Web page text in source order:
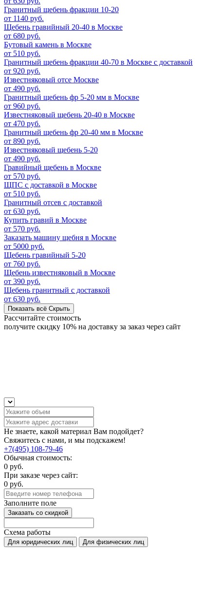
Гранитный щебень фракции 10-20
от 1140 руб.
Щебень гравийный 20-40 в Москве
от 680 руб.
Бутовый камень в Москве
от 510 руб.
Гранитный щебень фракции 40-70 в Москве с доставкой
от 920 руб.
Известняковый отсе Москве
от 490 руб.
Гранитный щебень фр 5-20 мм в Москве
от 960 руб.
Известняковый щебень 20-40 в Москве
от 470 руб.
Гранитный щебень фр 20-40 мм в Москве
от 890 руб.
Известняковый щебень 5-20
от 490 руб.
Гравийный щебень в Москве
от 570 руб.
ЩПС с доставкой в Москве
от 510 руб.
Гранитный отсев с доставкой
от 630 руб.
Купить гравий в Москве
от 570 руб.
Заказать машину щебня в Москве
от 5000 руб.
Щебень гравийный 5-20
от 760 руб.
Щебень известняковый в Москве
от 390 руб.
Щебень гранитный с доставкой
от 630 руб.
Показать всё Скрыть
Рассчитайте стоимость
получите скидку 10% на доставку за заказ через сайт
Не знаете, какой материал Вам подойдет?
Свяжитесь с нами, и мы подскажем!
+7(495) 108-79-46
Обычная стоимость:
0 руб.
При заказе через сайт:
0 руб.
Заполните поле
Заказать со скидкой
Схема работы
Для юридических лиц Для физических лиц